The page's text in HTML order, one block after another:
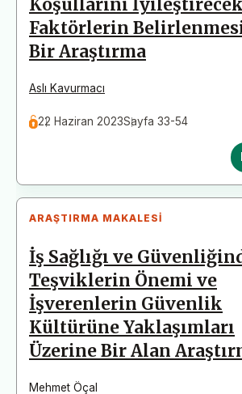
Koşullarını İyileştirecek
Faktörlerin
Bir Araştırma
Aslı Kavurmacı
22 Haziran 2023Sayfa 33-54
ARAŞTIRMA MAKALESI
İş Sağlığı ve
Teşviklerin Önemi ve
İşverenlerin Güvenlik
Kültürüne Yaklaşımları
Üzerine Bir Alan
Mehmet Öçal